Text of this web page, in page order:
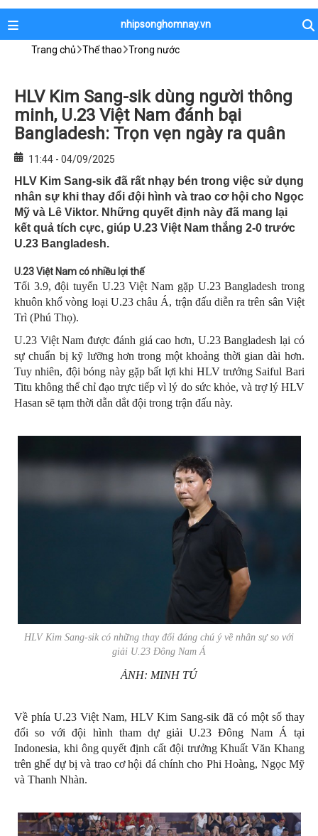
nhipsonghomnay.vn
Trang chủ Thể thao Trong nước
HLV Kim Sang-sik dùng người thông
minh, U.23 Việt Nam đánh bại
Bangladesh: Trọn vẹn ngày ra quân
11:44 - 04/09/2025
HLV Kim Sang-sik đã rất nhạy bén trong việc sử dụng
nhân sự khi thay đổi đội hình và trao cơ hội cho Ngọc
Mỹ và Lê Viktor. Những quyết định này đã mang lại
kết quả tích cực, giúp U.23 Việt Nam thắng 2-0 trước
U.23 Bangladesh.
U.23 Việt Nam có nhiều lợi thế
Tối 3.9, đội tuyển U.23 Việt Nam gặp U.23 Bangladesh trong
khuôn khổ vòng loại U.23 châu Á, trận đấu diễn ra trên sân Việt
Trì (Phú Thọ).
U.23 Việt Nam được đánh giá cao hơn, U.23 Bangladesh lại có
sự chuẩn bị kỹ lưỡng hơn trong một khoảng thời gian dài hơn.
Tuy nhiên, đội bóng này gặp bất lợi khi HLV trưởng Saiful Bari
Titu không thể chỉ đạo trực tiếp vì lý do sức khỏe, và trợ lý HLV
Hasan sẽ tạm thời dẫn dắt đội trong trận đấu này.
HLV Kim Sang-sik có những thay đổi đáng chú ý về nhân sự so với
giải U.23 Đông Nam Á
ẢNH: MINH TÚ
Về phía U.23 Việt Nam, HLV Kim Sang-sik đã có một số thay
đổi so với đội hình tham dự giải U.23 Đông Nam Á tại
Indonesia, khi ông quyết định cất đội trưởng Khuất Văn Khang
trên ghế dự bị và trao cơ hội đá chính cho Phi Hoàng, Ngọc Mỹ
và Thanh Nhàn.